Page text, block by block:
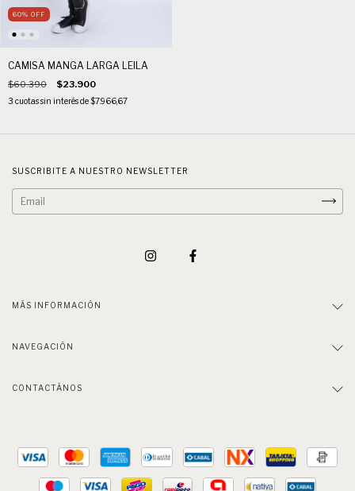
60% OFF
CAMISA MANGA LARGA LEILA
$60.390 $23.900
3 cuotas sin interés de$7.966,67
SUSCRIBITE A NUESTRO NEWSLETTER
MÁS INFORMACIÓN
NAVEGACIÓN
CONTACTÁNOS